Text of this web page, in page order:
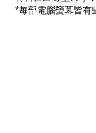
*每部電腦螢幕皆有